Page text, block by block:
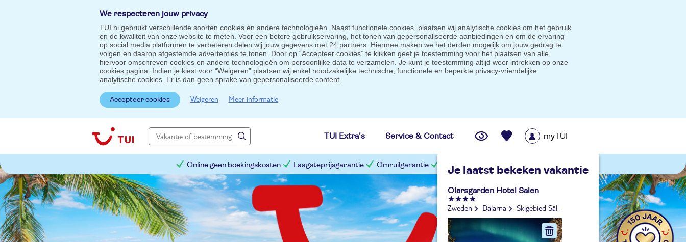
We respecteren jouw privacy
TUI.nl gebruikt verschillende soorten cookiesen andere technologieën. Naast functionele cookies, plaatsen wij analytische cookies om het gebruik
en de kwaliteit van onze website te meten. Voor een betere gebruikservaring, het tonen van gepersonaliseerde aanbiedingen en om de ervaring
op social media platformen te verbeteren delen wij jouw gegevens met 24 partners. Hiermee maken we het derden mogelijk om jouw gedrag te
volgen en daarop afgestemde advertenties te tonen. Door op “Accepteer cookies” te klikken geef je toestemming voor het plaatsen van alle
hiervoor omschreven cookies en andere technologieën om persoonlijke data te verzamelen. Je kunt je toestemming altijd weer intrekken op onze
cookies pagina . Indien je kiest voor “Weigeren” plaatsen wij enkel noodzakelijke technische, functionele en beperkte privacy-vriendelijke
analytische cookies. Er is dan geen sprake van gepersonaliseerde content.
Accepteer cookies Weigeren Meer informatie
TUI Extra's Service & Contact
Je laatst bekeken vakantie
Olarsgarden Hotel Salen
Zweden Dalarna Skigebied Sälen
myTUI
Online geen boekingskosten Laagsteprijsgarantie Omruilgarantie Slimme prijsgarantie